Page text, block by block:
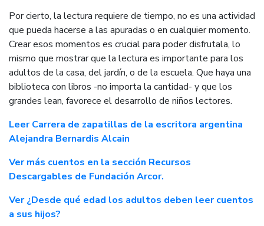
Por cierto, la lectura requiere de tiempo, no es una actividad
que pueda hacerse a las apuradas o en cualquier momento.
Crear esos momentos es crucial para poder disfrutala, lo
mismo que mostrar que la lectura es importante para los
adultos de la casa, del jardín, o de la escuela. Que haya una
biblioteca con libros -no importa la cantidad- y que los
grandes lean, favorece el desarrollo de niños lectores.
Leer Carrera de zapatillas de la escritora argentina
Alejandra Bernardis Alcain
Ver más cuentos en la sección Recursos
Descargables de Fundación Arcor.
Ver ¿Desde qué edad los adultos deben leer cuentos
a sus hijos?